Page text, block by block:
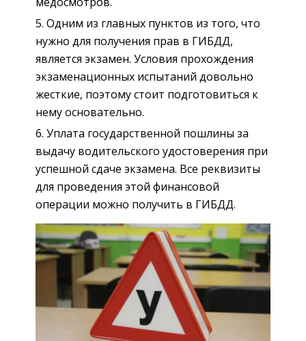
Одним из главных пунктов из того, что
нужно для получения прав в ГИБДД,
является экзамен. Условия прохождения
экзаменационных испытаний довольно
жесткие, поэтому стоит подготовиться к
нему основательно.
Уплата государственной пошлины за
выдачу водительского удостоверения при
успешной сдаче экзамена. Все реквизиты
для проведения этой финансовой
операции можно получить в ГИБДД.